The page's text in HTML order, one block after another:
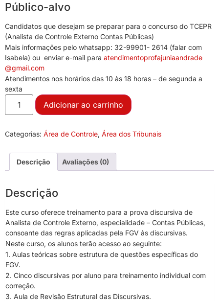
Público-alvo
Candidatos que desejam se preparar para o concurso do TCEPR
(Analista de Controle Externo Contas Públicas)
Mais informações pelo whatsapp: 32-99901- 2614 (falar com
Isabela) ou enviar e-mail para atendimentoprofajuniaandrade
@gmail.com
Atendimentos nos horários das 10 às 18 horas – de segunda a
sexta
Adicionar ao carrinho
Categorias: Área de Controle, Área dos Tribunais
Descrição Avaliações (0)
Descrição
Este curso oferece treinamento para a prova discursiva de
Analista de Controle Externo, especialidade – Contas Públicas,
consoante das regras aplicadas pela FGV às discursivas.
Neste curso, os alunos terão acesso ao seguinte:
1. Aulas teóricas sobre estrutura de questões específicas do
FGV.
2. Cinco discursivas por aluno para treinamento individual com
correção.
3. Aula de Revisão Estrutural das Discursivas.